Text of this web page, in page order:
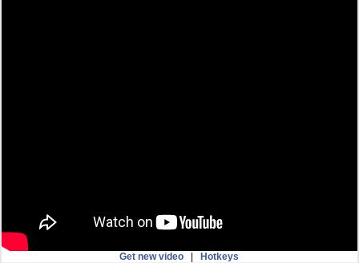
Get new video |Hotkeys